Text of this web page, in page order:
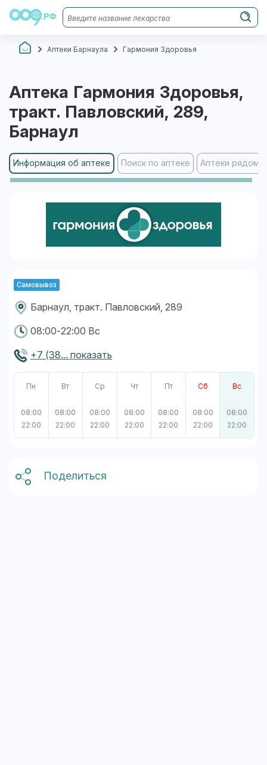
Аптеки Барнаула Гармония Здоровья
Аптека Гармония Здоровья,
тракт. Павловский, 289,
Барнаул
Информация об аптеке Поиск по аптеке Аптеки рядом
Самовывоз
Барнаул, тракт. Павловский, 289
08:00-22:00 Вс
+7 (38... показать
Пн
08:00
22:00
Вт
08:00
22:00
Ср
08:00
22:00
Чт
08:00
22:00
Пт
08:00
22:00
Сб
08:00
22:00
Вс
08:00
22:00
Поделиться